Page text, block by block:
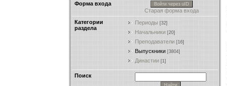
Форма входа Войти через uID
Старая форма входа
Категории
раздела
Периоды [32]
Начальники [20]
Преподаватели [16]
Выпускники [3804]
Династии [1]
Поиск